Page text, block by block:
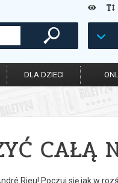
DLA DZIECI
CAŁĄ
Rieu! Poczuj się jak w